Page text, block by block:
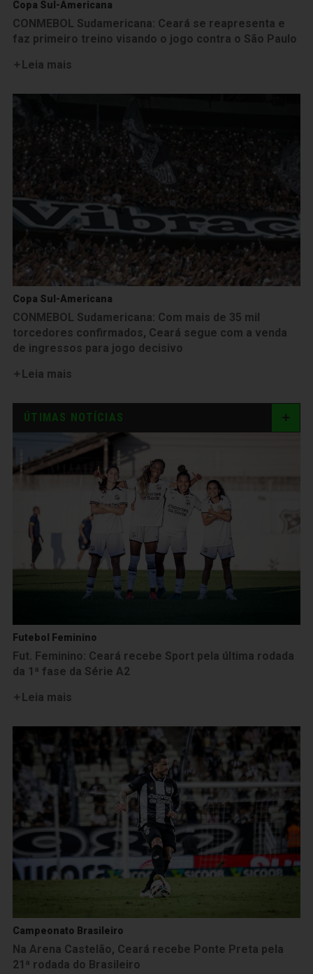
Copa Sul-Americana
CONMEBOL Sudamericana: Ceará se reapresenta e
faz primeiro treino visando o jogo contra o São Paulo
Leia mais
Copa Sul-Americana
CONMEBOL Sudamericana: Com mais de 35 mil
torcedores confirmados, Ceará segue com a venda
de ingressos para jogo decisivo
Leia mais
ÚTIMAS NOTÍCIAS
Futebol Feminino
Fut. Feminino: Ceará recebe Sport pela última rodada
da 1ª fase da Série A2
Leia mais
Campeonato Brasileiro
Na Arena Castelão, Ceará recebe Ponte Preta pela
21ª rodada do Brasileiro